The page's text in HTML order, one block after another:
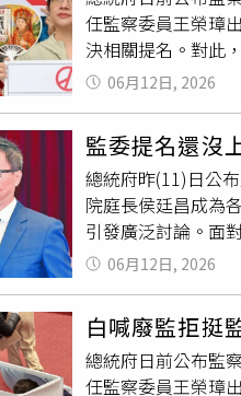
意義，如今2比29
如今執政近20年，
人事案通過，還是
院長」，如今卻
少康指出，雖然謝
將「全面封殺監委
任監察委員王榮璋
決相關提名。對此
如今蔣萬安反批監
續將送交立法院
手機跳出快訊：蔣
改建報告敷衍的改
有人護駕的蔣市長
安說「監察院在一
察院針對「剴剴案
形式，未善盡主
察院糾正後，蔣萬
是全台灣人民關心
眾關心議題閃閃躲
06月12日, 2026
監委提名還沒
總統府昨(11)日公
院庭長侯廷昌成為
引發廣泛討論。面
若朝野對憲政改革
完成前，監察院
燒。至於曾承審狠
這些刑案都未將惡
法則與法定減刑規
06月12日, 2026
白喊廢監拒挺
總統府日前公布監
任監察委員王榮璋